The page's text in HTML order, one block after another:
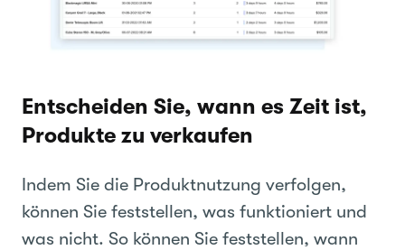
Entscheiden Sie, wann es Zeit ist,
Produkte zu verkaufen
Indem Sie die Produktnutzung verfolgen,
können Sie feststellen, was funktioniert und
was nicht. So können Sie feststellen, wann